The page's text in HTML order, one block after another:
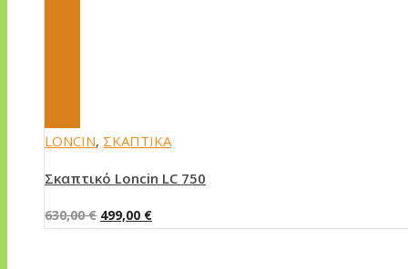
LONCIN, ΣΚΑΠΤΙΚΑ
Σκαπτικό Loncin LC 750
630,00€ Original
499,00 €Η